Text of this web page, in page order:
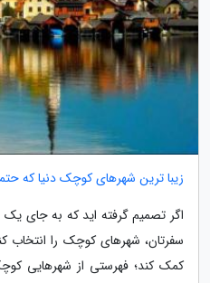
زیبا ترین شهرهای کوچک دنیا که حتما
اگر تصمیم گرفته اید که به جای
سفرتان، شهرهای کوچک را انتخاب
کمک کند؛ فهرستی از شهرهایی